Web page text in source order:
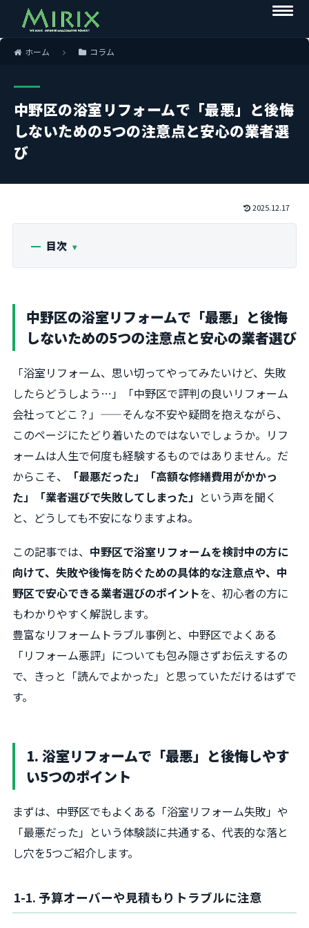
ホーム コラム
中野区の浴室リフォームで「最悪」と後悔
しないための5つの注意点と安心の業者選
び
2025.12.17
目次
中野区の浴室リフォームで「最悪」と後悔
しないための5つの注意点と安心の業者選び
「浴室リフォーム、思い切ってやってみたいけど、失敗
したらどうしよう…」「中野区で評判の良いリフォーム
会社ってどこ？」——そんな不安や疑問を抱えながら、
このページにたどり着いたのではないでしょうか。リフ
ォームは人生で何度も経験するものではありません。だ
からこそ、
「最悪だった」「高額な修繕費用がかかっ
た」「業者選びで失敗してしまった」 という声を聞く
と、どうしても不安になりますよね。
この記事では、 中野区で浴室リフォームを検討中の方に
向けて、失敗や後悔を防ぐための具体的な注意点や、中
野区で安心できる業者選びのポイントを、初心者の方に
もわかりやすく解説します。
豊富なリフォームトラブル事例と、中野区でよくある
「リフォーム悪評」についても包み隠さずお伝えするの
で、きっと「読んでよかった」と思っていただけるはずで
す。
1. 浴室リフォームで「最悪」と後悔しやす
い5つのポイント
まずは、中野区でもよくある「浴室リフォーム失敗」や
「最悪だった」という体験談に共通する、代表的な落と
し穴を5つご紹介します。
1-1. 予算オーバーや見積もりトラブルに注意